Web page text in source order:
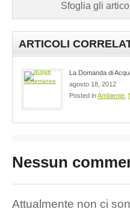
Sfoglia gli
ARTICOLI
La Domanda di
agosto 18, 2012
Posted inAmbiente
Nessun
Attualmente non ci